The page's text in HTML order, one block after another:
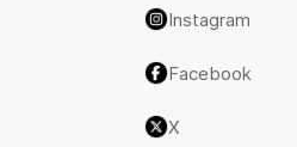
Instagram
Facebook
X